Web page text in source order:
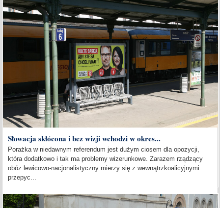
Słowacja skłócona i bez wizji wchodzi w okres...
Porażka w niedawnym referendum jest dużym ciosem dla opozycji,
która dodatkowo i tak ma problemy wizerunkowe. Zarazem rządzący
obóz lewicowo-nacjonalistyczny mierzy się z wewnątrzkoalicyjnymi
przepyc...